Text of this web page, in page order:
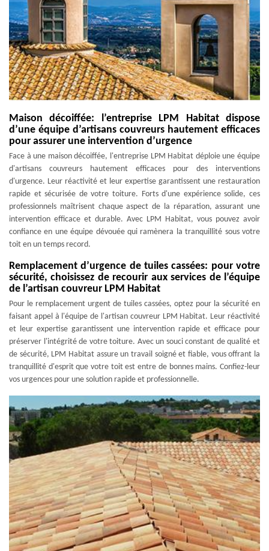
Maison décoiffée: l’entreprise LPM Habitat dispose
d’une équipe d’artisans couvreurs hautement efficaces
pour assurer une intervention d’urgence
Face à une maison décoiffée, l'entreprise LPM Habitat déploie une équipe
d'artisans couvreurs hautement efficaces pour des interventions
d'urgence. Leur réactivité et leur expertise garantissent une restauration
rapide et sécurisée de votre toiture. Forts d'une expérience solide, ces
professionnels maîtrisent chaque aspect de la réparation, assurant une
intervention efficace et durable. Avec LPM Habitat, vous pouvez avoir
confiance en une équipe dévouée qui ramènera la tranquillité sous votre
toit en un temps record.
Remplacement d’urgence de tuiles cassées: pour votre
sécurité, choisissez de recourir aux services de l’équipe
de l’artisan couvreur LPM Habitat
Pour le remplacement urgent de tuiles cassées, optez pour la sécurité en
faisant appel à l'équipe de l'artisan couvreur LPM Habitat. Leur réactivité
et leur expertise garantissent une intervention rapide et efficace pour
préserver l'intégrité de votre toiture. Avec un souci constant de qualité et
de sécurité, LPM Habitat assure un travail soigné et fiable, vous offrant la
tranquillité d'esprit que votre toit est entre de bonnes mains. Confiez-leur
vos urgences pour une solution rapide et professionnelle.